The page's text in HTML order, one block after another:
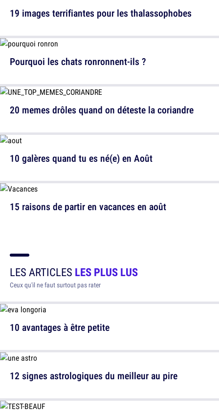
Pourquoi les chats ronronnent-ils ?
10 galères quand tu es né(e) en Août
19 images terrifiantes pour les thalassophobes
20 memes drôles quand on déteste la coriandre
15 raisons de partir en vacances en août
LES ARTICLES LES PLUS LUS
Ceux qu'il ne faut surtout pas rater
10 avantages à être petite
12 signes astrologiques du meilleur au pire